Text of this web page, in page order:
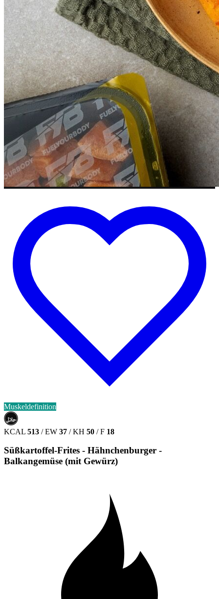
Muskeldefinition
حلال
HALAL
KCAL 513 / EW 37 / KH 50 / F 18
Süßkartoffel-Frites - Hähnchenburger -
Balkangemüse (mit Gewürz)